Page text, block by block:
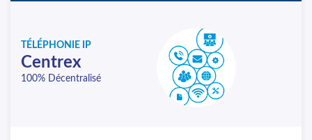
TÉLÉPHONIE IP
Centrex
100% Décentralisé